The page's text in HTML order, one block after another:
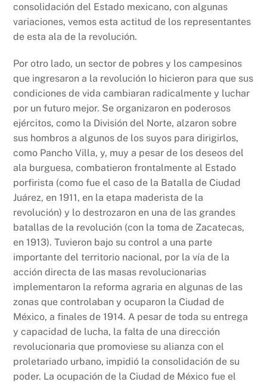
consolidación del Estado mexicano, con algunas
variaciones, vemos esta actitud de los representantes
de esta ala de la revolución.
Por otro lado, un sector de pobres y los campesinos
que ingresaron a la revolución lo hicieron para que sus
condiciones de vida cambiaran radicalmente y luchar
por un futuro mejor. Se organizaron en poderosos
ejércitos, como la División del Norte, alzaron sobre
sus hombros a algunos de los suyos para dirigirlos,
como Pancho Villa, y, muy a pesar de los deseos del
ala burguesa, combatieron frontalmente al Estado
porfirista (como fue el caso de la Batalla de Ciudad
Juárez, en 1911, en la etapa maderista de la
revolución) y lo destrozaron en una de las grandes
batallas de la revolución (con la toma de Zacatecas,
en 1913). Tuvieron bajo su control a una parte
importante del territorio nacional, por la vía de la
acción directa de las masas revolucionarias
implementaron la reforma agraria en algunas de las
zonas que controlaban y ocuparon la Ciudad de
México, a finales de 1914. A pesar de toda su entrega
y capacidad de lucha, la falta de una dirección
revolucionaria que promoviese su alianza con el
proletariado urbano, impidió la consolidación de su
poder. La ocupación de la Ciudad de México fue el